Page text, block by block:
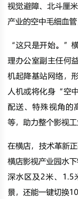
视觉避障、北斗厘
产业的空中毛细血
“这只是开始。”
理办公室副主任何
机起降基站网络，
人机或将化身“空
配送、特殊视角的
等，助力整个影视
在横店，技术革新
横店影视产业园水
深水区及2米、1.5
景，还能一键切换